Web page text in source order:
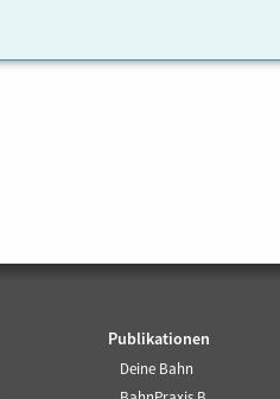
Publikationen
Deine Bahn